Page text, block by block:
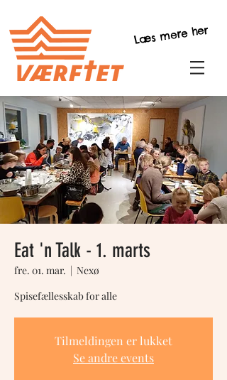
Læs mere her
Eat 'n Talk - 1. marts
fre. 01. mar.
  |
Nexø
Spisefællesskab for alle
Tilmeldingen er lukket
Se andre events